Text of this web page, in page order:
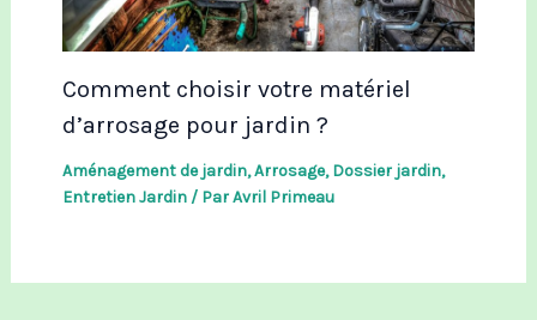
Comment choisir votre matériel
d’arrosage pour jardin ?
Aménagement de jardin,Arrosage,Dossier jardin,
Entretien Jardin/ ParAvril Primeau